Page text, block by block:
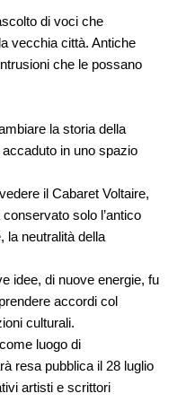
di voci che
vecchia città. Antiche
che le possano
la storia della
in uno spazio
il Cabaret Voltaire,
solo l’antico
la neutralità della
idee, di nuove energie, fu
accordi col
culturali.
luogo di
resa pubblica il 28 luglio
artisti e scrittori